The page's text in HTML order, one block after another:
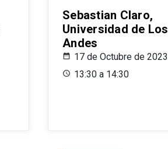
Sebastian Claro,
Universidad de Los
Andes
17 de Octubre de 2023
13:30 a 14:30